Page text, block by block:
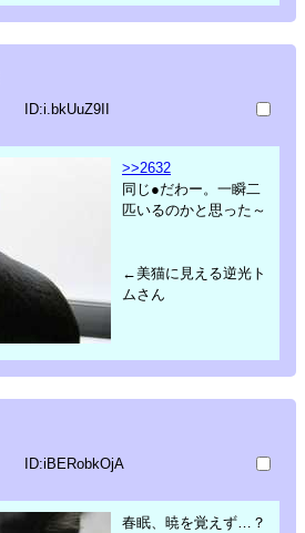
ID:i.bkUuZ9II
>>2632
同じ●だわー。一瞬二
匹いるのかと思った～
←美猫に見える逆光ト
ムさん
ID:iBERobkOjA
春眠、暁を覚えず…？